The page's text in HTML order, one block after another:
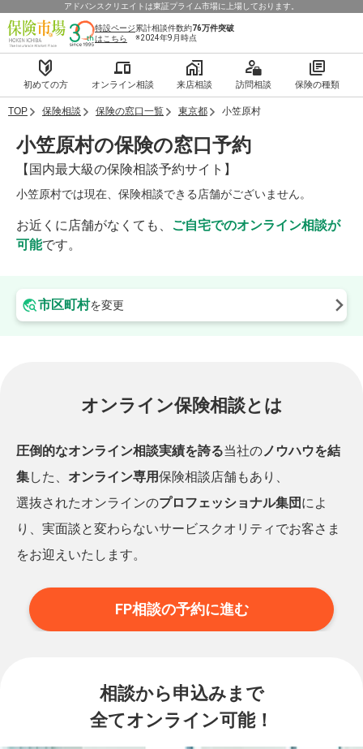
アドバンスクリエイトは東証プライム市場に上場しております。
特設ページ
はこちら
累計相談件数約76万件突破
※2024年9月時点
初めての方 オンライン相談 来店相談 訪問相談 保険の種類
TOP 保険相談 保険の窓口一覧 東京都 小笠原村
小笠原村の保険の窓口予約
【国内最大級の保険相談予約サイト】
小笠原村では現在、保険相談できる店舗がございません。
お近くに店舗がなくても、 ご自宅でのオンライン相談が
可能です。
市区町村を変更
オンライン保険相談とは
圧倒的なオンライン相談実績を誇る当社のノウハウを結
集した、 オンライン専用保険相談店舗もあり、
選抜されたオンラインのプロフェッショナル集団 によ
り、実面談と変わらないサービスクオリティでお客さま
をお迎えいたします。
FP相談の予約に進む
相談から申込みまで
全てオンライン可能！